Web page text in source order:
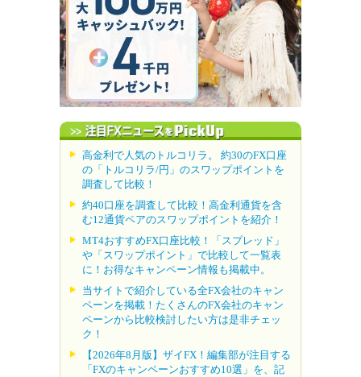
高金利で人気のトルコリラ。 約30のFX口座
の「トルコリラ/円」のスワップポイントを
調査して比較！
約40口座を調査して比較！高金利通貨を含
む12通貨ペアのスワップポイントを紹介！
MT4おすすめFX口座比較！「スプレッド」
や「スワップポイント」で比較して一覧表
に！お得なキャンペーン情報も掲載中。
当サイトで紹介している全FX会社のキャン
ペーンを掲載！たくさんのFX会社のキャン
ペーンから比較検討したい方は是非チェッ
ク！
【2026年8月版】ザイFX！編集部が注目する
「FXのキャンペーンおすすめ10選」を、記